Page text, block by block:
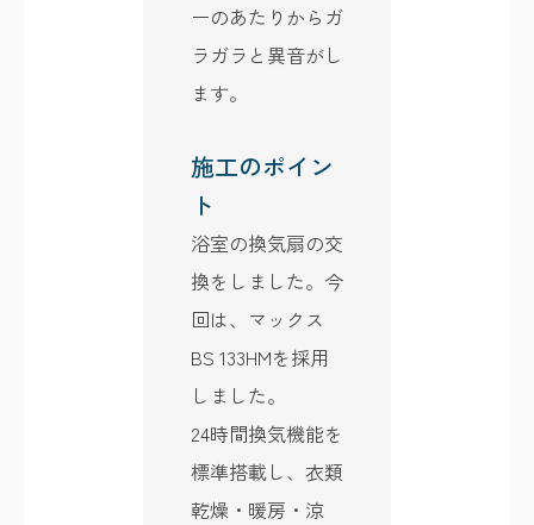
ーのあたりからガ
ラガラと異音がし
ます。
施工のポイン
ト
浴室の換気扇の交
換をしました。今
回は、マックス
BS 133HMを採用
しました。
24時間換気機能を
標準搭載し、衣類
乾燥・暖房・涼